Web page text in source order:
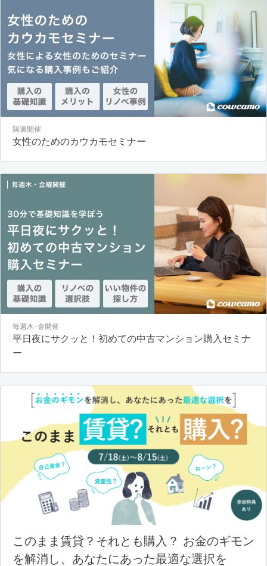
隔週開催
女性のためのカウカモセミナー
毎週木･金開催
平日夜にサクッと！初めての中古マンション購入セミナ
ー
このまま賃貸？それとも購入？ お金のギモン
を解消し、あなたにあった最適な選択を